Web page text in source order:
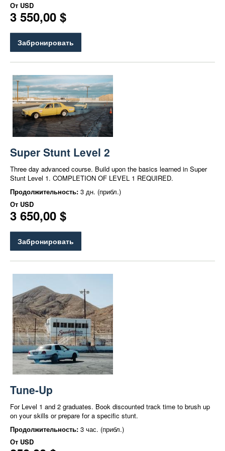
От USD
3 550,00 $
Забронировать
Super Stunt Level 2
Three day advanced course. Build upon the basics learned in Super
Stunt Level 1. COMPLETION OF LEVEL 1 REQUIRED.
Продолжительность: 3 дн. (прибл.)
От USD
3 650,00 $
Забронировать
Tune-Up
For Level 1 and 2 graduates. Book discounted track time to brush up
on your skills or prepare for a specific stunt.
Продолжительность: 3 час. (прибл.)
От USD